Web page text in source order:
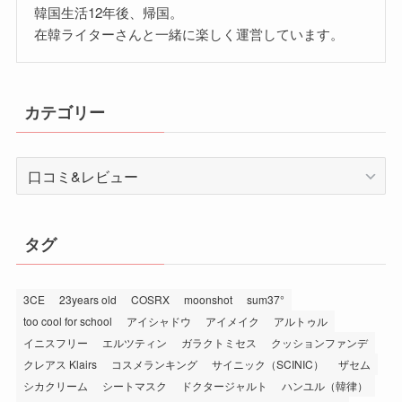
韓国生活12年後、帰国。
在韓ライターさんと一緒に楽しく運営しています。
カテゴリー
カ
テ
ー
タグ
3CE 23years old COSRX moonshot
sum37°
too cool for school
アイシャドウ アイメイク
アルトゥル
イニスフリー
エルツティン ガラクトミセス
クッションファンデ
クレアス Klairs
コスメランキング サイニック（SCINIC）
ザセム
シカクリーム
シートマスク ドクタージャルト
ハンユル（韓律）